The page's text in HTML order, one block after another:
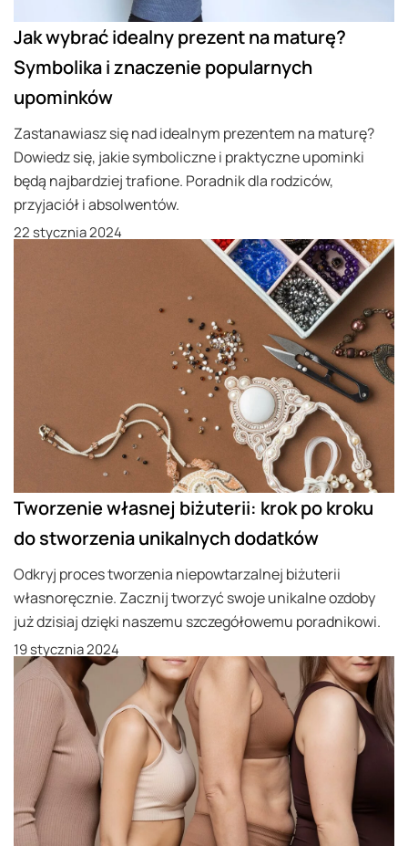
Jak wybrać idealny prezent na maturę?
Symbolika i znaczenie popularnych
upominków
Zastanawiasz się nad idealnym prezentem na maturę?
Dowiedz się, jakie symboliczne i praktyczne upominki
będą najbardziej trafione. Poradnik dla rodziców,
przyjaciół i absolwentów.
22 stycznia 2024
Tworzenie własnej biżuterii: krok po kroku
do stworzenia unikalnych dodatków
Odkryj proces tworzenia niepowtarzalnej biżuterii
własnoręcznie. Zacznij tworzyć swoje unikalne ozdoby
już dzisiaj dzięki naszemu szczegółowemu poradnikowi.
19 stycznia 2024